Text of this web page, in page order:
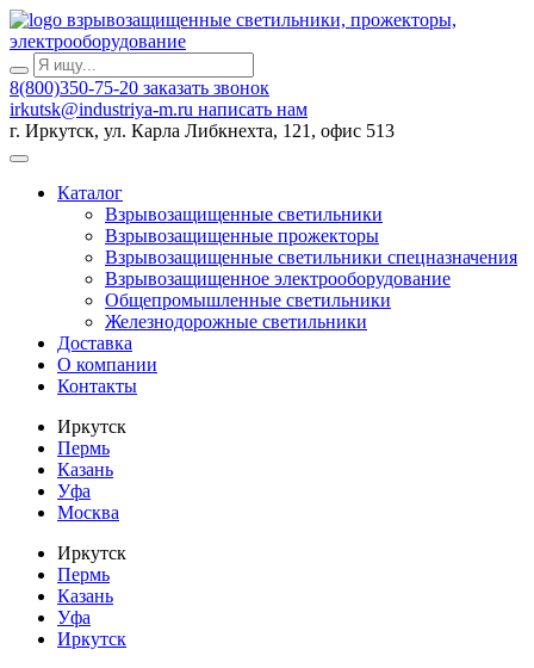
взрывозащищенные светильники, прожекторы,
электрооборудование
8(800)350-75-20 заказать звонок
irkutsk@industriya-m.ru написать нам
г. Иркутск, ул. Карла Либкнехта, 121, офис 513
Каталог
Взрывозащищенные светильники
Взрывозащищенные прожекторы
Взрывозащищенные светильники спецназначения
Взрывозащищенное электрооборудование
Общепромышленные светильники
Железнодорожные светильники
Доставка
О компании
Контакты
Иркутск
Пермь
Казань
Уфа
Москва
Иркутск
Пермь
Казань
Уфа
Иркутск